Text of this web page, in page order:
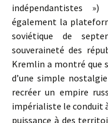
indépendantistes
également la
soviétique de
souveraineté des
Kremlin a montré que
d’une simple
recréer un empire
impérialiste le conduit
puissance à des